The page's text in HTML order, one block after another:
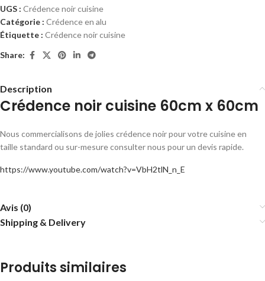
UGS : Crédence noir cuisine
Catégorie : Crédence en alu
Étiquette : Crédence noir cuisine
Share:
Description
Crédence noir cuisine 60cm x 60cm
Nous commercialisons de jolies crédence noir pour votre cuisine en
taille standard ou sur-mesure consulter nous pour un devis rapide.
https://www.youtube.com/watch?v=VbH2tlN_n_E
Avis (0)
Shipping & Delivery
Produits similaires